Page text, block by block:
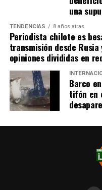
Cabe recordar que el
planteado esta
Consejo Regional,
consejeros para oficiar
la Seremi de Bienes
El personero indicó que
Contraloría había
contradicción entre
Ministerio de Bienes
llamaba a postular a
recalcando que para
tener los títulos de
una
TENDENCIAS 8 años atras
Periodista chilote es
transmisión desde Rusia
opiniones divididas en
Barco
tifón en